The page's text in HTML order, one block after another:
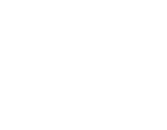
akses
berkarir di sektor
bidang yang